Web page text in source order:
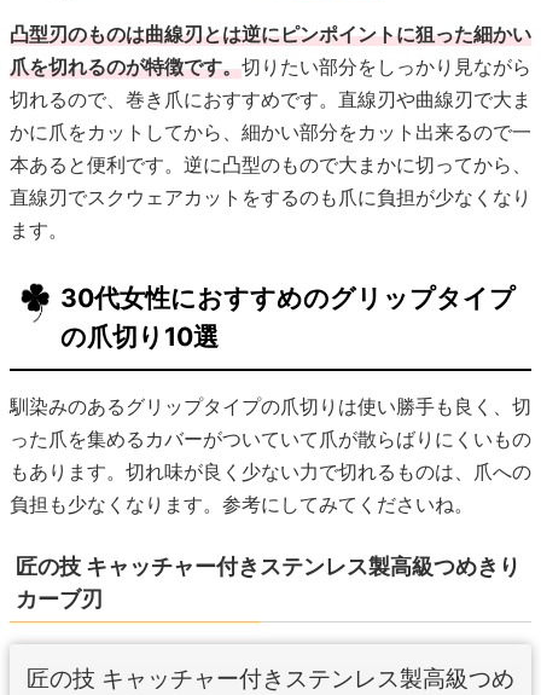
凸型刃のものは曲線刃とは逆にピンポイントに狙った細かい
爪を切れるのが特徴です。切りたい部分をしっかり見ながら
切れるので、巻き爪におすすめです。直線刃や曲線刃で大ま
かに爪をカットしてから、細かい部分をカット出来るので一
本あると便利です。逆に凸型のもので大まかに切ってから、
直線刃でスクウェアカットをするのも爪に負担が少なくなり
ます。
30代女性におすすめのグリップタイプ
の爪切り10選
馴染みのあるグリップタイプの爪切りは使い勝手も良く、切
った爪を集めるカバーがついていて爪が散らばりにくいもの
もあります。切れ味が良く少ない力で切れるものは、爪への
負担も少なくなります。参考にしてみてくださいね。
匠の技 キャッチャー付きステンレス製高級つめきり
カーブ刃
匠の技 キャッチャー付きステンレス製高級つめ